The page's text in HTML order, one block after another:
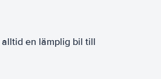
en lämplig bil till